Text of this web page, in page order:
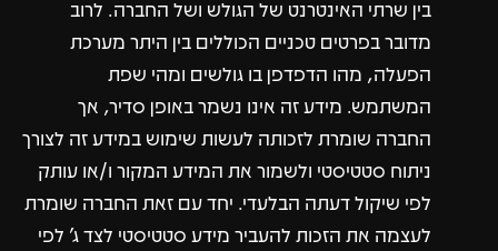
בין שרתי האינטרנט של הגולש ושל החברה. לרוב
מדובר בפרטים טכניים הכוללים בין היתר מערכת
הפעלה, מהו הדפדפן בו גולשים ומהי שפת
המשתמש. מידע זה אינו נשמר באופן סדיר, אך
החברה שומרת לזכותה לעשות שימוש במידע זה לצורך
ניתוח סטטיסטי ולשמור את המידע המקור ו/או עותק
לפי שיקול דעתה הבלעדי. יחד עם זאת החברה שומרת
לעצמה את הזכות להעביר מידע סטטיסטי לצד ג' לפי